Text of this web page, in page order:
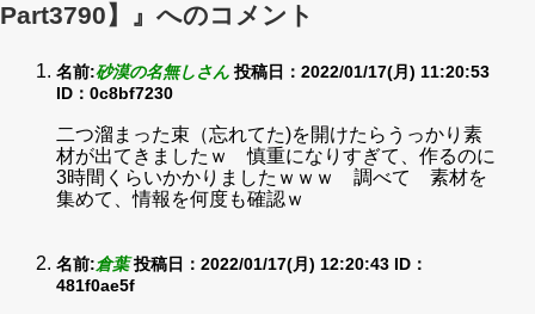
Part3790】』へのコメント
名前:砂漠の名無しさん 投稿日：2022/01/17(月) 11:20:53
ID：0c8bf7230
二つ溜まった束（忘れてた)を開けたらうっかり素
材が出てきましたｗ 慎重になりすぎて、作るのに
3時間くらいかかりましたｗｗｗ 調べて 素材を
集めて、情報を何度も確認ｗ
名前:倉葉 投稿日：2022/01/17(月) 12:20:43 ID：
481f0ae5f